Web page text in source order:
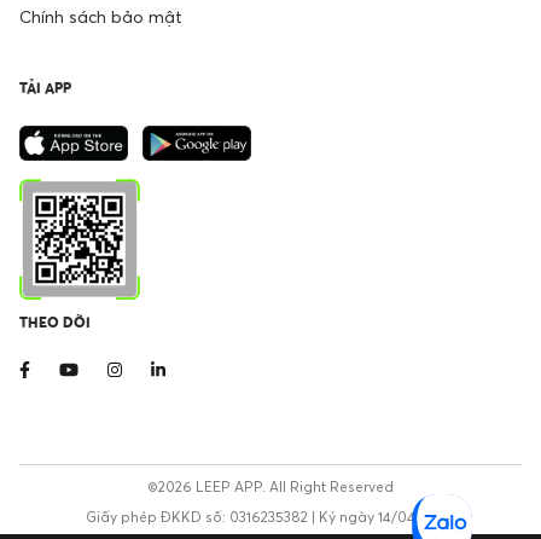
Chính sách bảo mật
TẢI APP
THEO DÕI
©2026 LEEP APP. All Right Reserved
Giấy phép ĐKKD số: 0316235382 | Ký ngày 14/04/2020